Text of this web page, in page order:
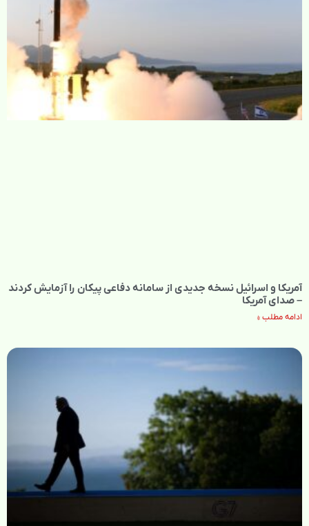
آمریکا و اسرائیل نسخه جدیدی از سامانه دفاعی پیکان را آزمایش کردند
– صدای آمریکا
ادامه مطلب »